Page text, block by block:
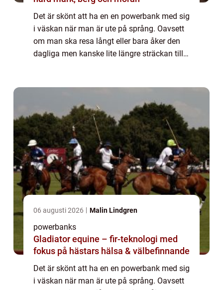
Det är skönt att ha en en powerbank med sig
i väskan när man är ute på språng. Oavsett
om man ska resa långt eller bara åker den
dagliga men kanske lite längre sträckan till
06 augusti 2026 Malin Lindgren
powerbanks
Gladiator equine – fir-teknologi med
fokus på hästars hälsa & välbefinnande
Det är skönt att ha en en powerbank med sig
i väskan när man är ute på språng. Oavsett